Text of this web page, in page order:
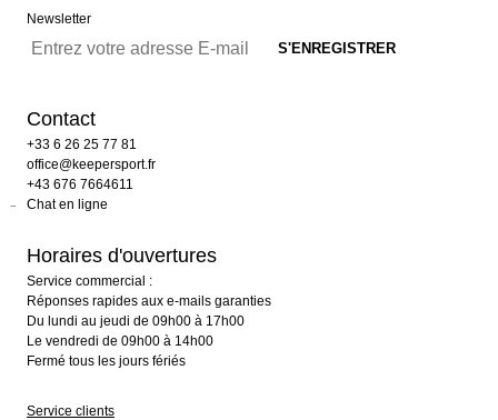
Newsletter
Contact
+33 6 26 25 77 81
office@keepersport.fr
+43 676 7664611
Chat en ligne
Horaires d'ouvertures
Service commercial :
Réponses rapides aux e-mails garanties
Du lundi au jeudi de 09h00 à 17h00
Le vendredi de 09h00 à 14h00
Fermé tous les jours fériés
Service clients